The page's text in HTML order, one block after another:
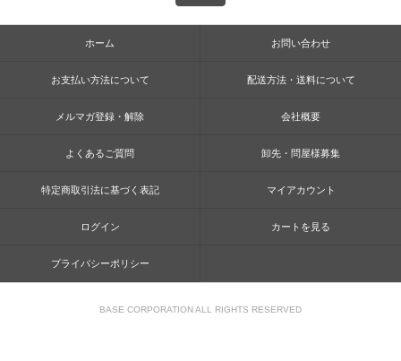
ホーム お問い合わせ
お支払い方法について 配送方法・送料について
メルマガ登録・解除 会社概要
よくあるご質問 卸先・問屋様募集
特定商取引法に基づく表記 マイアカウント
ログイン カートを見る
プライバシーポリシー
BASE CORPORATION ALL RIGHTS RESERVED